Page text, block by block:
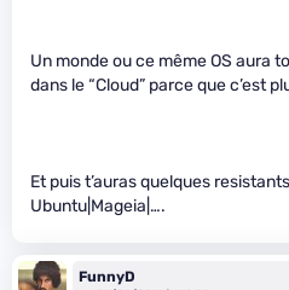
Un monde ou ce même OS aura
dans le “Cloud” parce que c’est
Et puis t’auras quelques
Ubuntu|Mageia|….
FunnyD